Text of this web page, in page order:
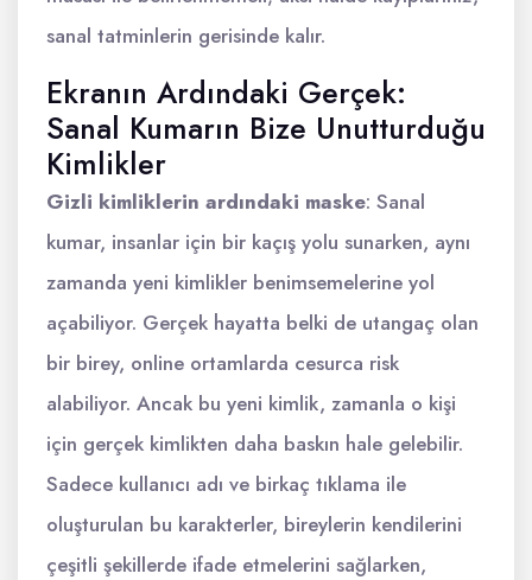
sanal tatminlerin gerisinde kalır.
Ekranın Ardındaki Gerçek:
Sanal Kumarın Bize Unutturduğu
Kimlikler
Gizli kimliklerin ardındaki maske: Sanal
kumar, insanlar için bir kaçış yolu sunarken, aynı
zamanda yeni kimlikler benimsemelerine yol
açabiliyor. Gerçek hayatta belki de utangaç olan
bir birey, online ortamlarda cesurca risk
alabiliyor. Ancak bu yeni kimlik, zamanla o kişi
için gerçek kimlikten daha baskın hale gelebilir.
Sadece kullanıcı adı ve birkaç tıklama ile
oluşturulan bu karakterler, bireylerin kendilerini
çeşitli şekillerde ifade etmelerini sağlarken,